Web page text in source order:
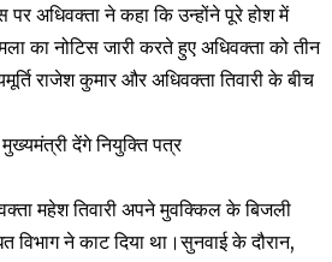
पर अधिवक्ता ने कहा कि उन्होंने पूरे होश में
का नोटिस जारी करते हुए अधिवक्ता को तीन
राजेश कुमार और अधिवक्ता तिवारी के बीच
देंगे नियुक्ति पत्र
महेश तिवारी अपने मुवक्किल के बिजली
ने काट दिया था।सुनवाई के दौरान,